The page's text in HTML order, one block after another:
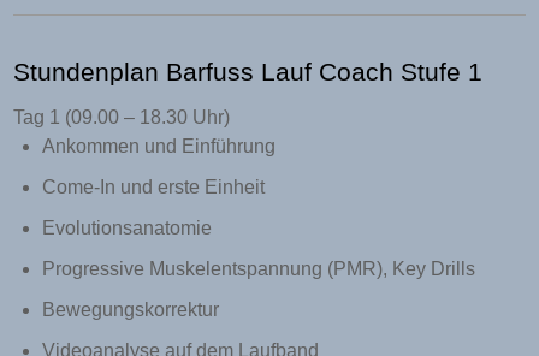
Stundenplan Barfuss Lauf Coach Stufe 1
Tag 1 (09.00 – 18.30 Uhr)
Ankommen und Einführung
Come-In und erste Einheit
Evolutionsanatomie
Progressive Muskelentspannung (PMR), Key Drills
Bewegungskorrektur
Videoanalyse auf dem Laufband